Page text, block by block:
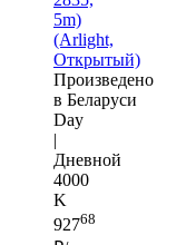
5m)
(Arlight,
Открытый)
Произведено
в Беларуси
Day
|
Дневной
4000
K
92768